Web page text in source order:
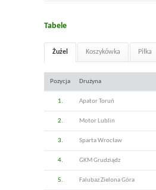
Tabele
Żużel Koszykówka Piłka
Pozycja Drużyna
1. Apator Toruń
2. Motor Lublin
3. Sparta Wrocław
4. GKM Grudziądz
5. Falubaz Zielona Góra